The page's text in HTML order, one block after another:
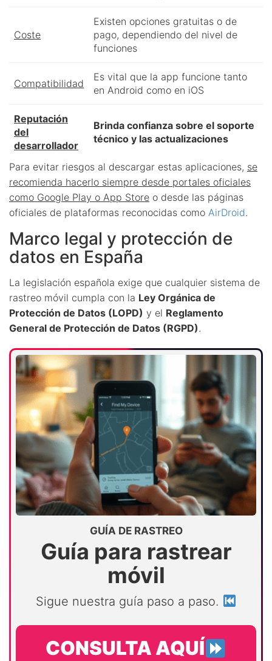
Coste
Existen opciones gratuitas o de
pago, dependiendo del nivel de
funciones
Compatibilidad
Es vital que la app funcione tanto
en Android como en iOS
Reputación
del
desarrollador
Brinda confianza sobre el soporte
técnico y las actualizaciones
Para evitar riesgos al descargar estas aplicaciones, se
recomienda hacerlo siempre desde portales oficiales
como Google Play o App Store o desde las páginas
oficiales de plataformas reconocidas como AirDroid.
Marco legal y protección de
datos en España
La legislación española exige que cualquier sistema de
rastreo móvil cumpla con la Ley Orgánica de
Protección de Datos (LOPD) y el Reglamento
General de Protección de Datos (RGPD).
GUÍA DE RASTREO
Guía para rastrear
móvil
Sigue nuestra guía paso a paso.
CONSULTA AQUÍ